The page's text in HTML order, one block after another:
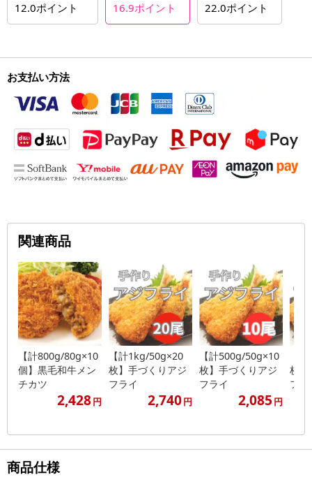
12.0ポイント
16.9ポイント
22.0ポイント
お支払い方法
関連商品
【計800g/80g×10
個】黒毛和牛メン
チカツ
2,428円
【計1kg/50g×20
枚】手づくりアジ
フライ
2,740円
【計500g/50g×10
枚】手づくりアジ
フライ
2,085 円
枚】
フラ
商品仕様